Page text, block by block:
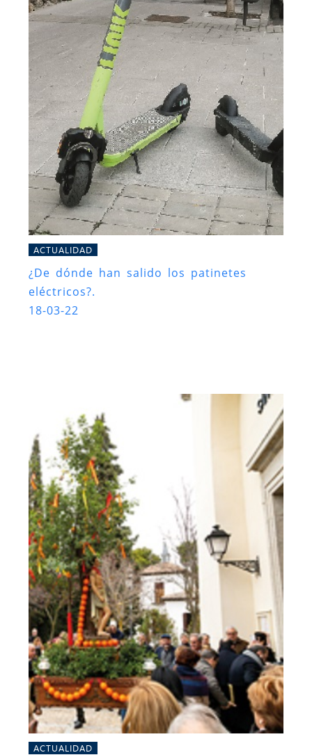
ACTUALIDAD
¿De dónde han salido los patinetes
eléctricos?.
18-03-22
ACTUALIDAD